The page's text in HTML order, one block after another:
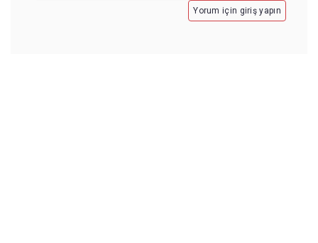
Yorum için giriş yapın